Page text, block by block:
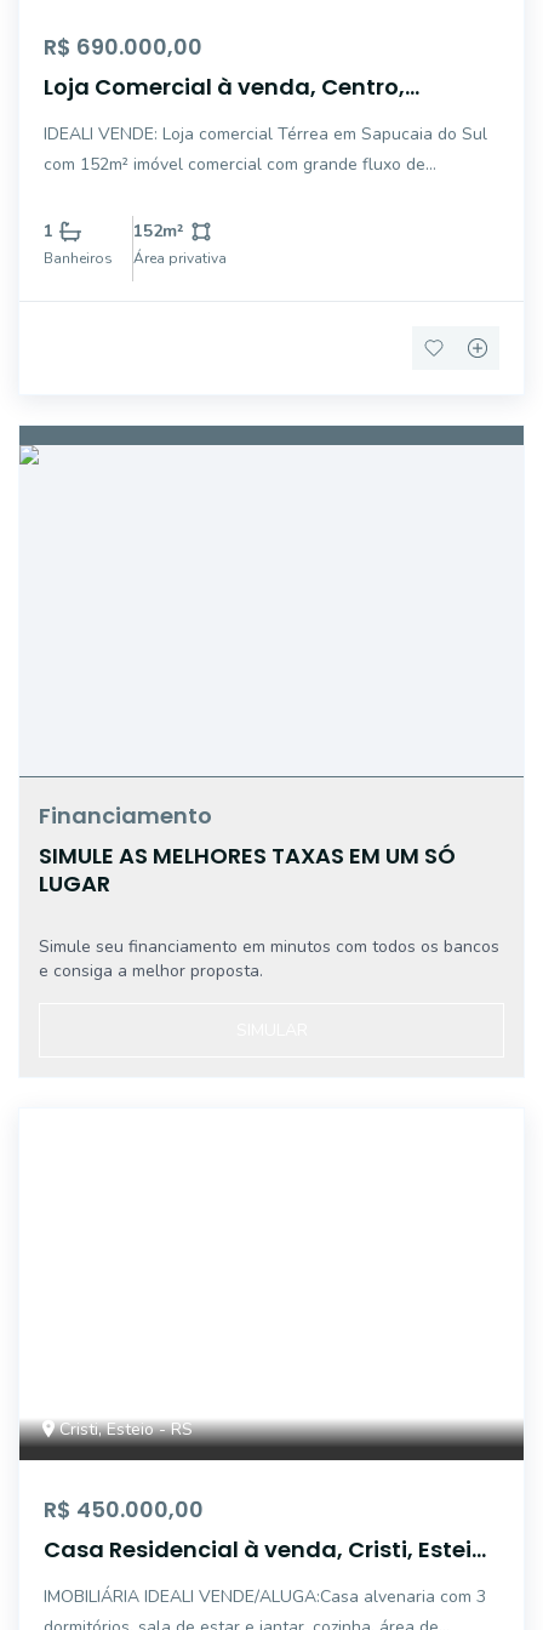
R$ 690.000,00
Loja Comercial à venda, Centro,
IDEALI VENDE: Loja comercial Térrea em Sapucaia do Sul
com 152m² imóvel comercial com grande fluxo de
FINANCIAMENTO* ACEITA FGTSFALE CONOSCO E SAIBA
MAIS:fone: (51) 3034.3007Whats: (51) 998642464Site:
1
Banheiros
152m²
Área privativa
Financiamento
SIMULE AS MELHORES TAXAS EM UM SÓ
LUGAR
Simule seu financiamento em minutos com todos os bancos
e consiga a melhor proposta.
Cristi, Esteio - RS
R$ 450.000,00
Casa Residencial à venda, Cristi, Esteio
IMOBILIÁRIA IDEALI VENDE/ALUGA:Casa alvenaria com 3